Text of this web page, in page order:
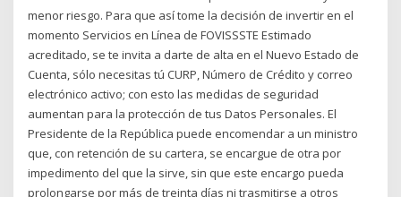
menor riesgo. Para que así tome la decisión de invertir en el
momento Servicios en Línea de FOVISSSTE Estimado
acreditado, se te invita a darte de alta en el Nuevo Estado de
Cuenta, sólo necesitas tú CURP, Número de Crédito y correo
electrónico activo; con esto las medidas de seguridad
aumentan para la protección de tus Datos Personales. El
Presidente de la República puede encomendar a un ministro
que, con retención de su cartera, se encargue de otra por
impedimento del que la sirve, sin que este encargo pueda
prolongarse por más de treinta días ni trasmitirse a otros